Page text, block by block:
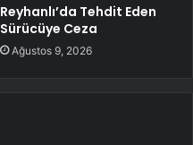
Reyhanlı’da Tehdit Eden
Sürücüye Ceza
Ağustos 9, 2026